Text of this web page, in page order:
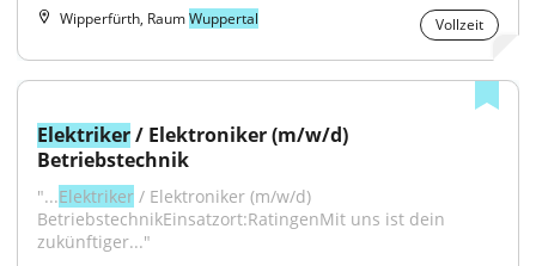
Wipperfürth, RaumWuppertal Vollzeit
Elektriker / Elektroniker (m/w/d)
Betriebstechnik
"...Elektriker / Elektroniker (m/w/d)
BetriebstechnikEinsatzort:RatingenMit uns ist dein
zukünftiger..."